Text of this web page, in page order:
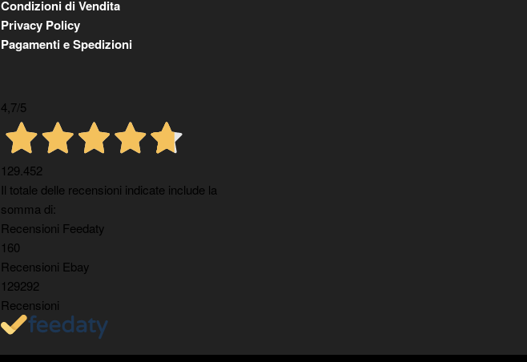
Condizioni di Vendita
Privacy Policy
Pagamenti e Spedizioni
4,7/5
129.452
Il totale delle recensioni indicate include la
somma di:
Recensioni Feedaty
160
Recensioni Ebay
129292
Recensioni